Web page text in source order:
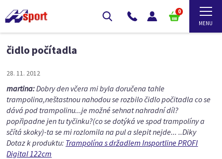
0
čidlo počítadla
28. 11. 2012
martina:Dobry den včera mi byla doručena tahle
trampolina,neštastnou nahodou se rozbilo čidlo počitadla co se
dává pod trampolinu...je možné sehnat nahradní díl?
popřipadne jen tu tyčinku?(co se dotýká ve spod trampolíny a
sčítá skoky)-ta se mi rozlomila na pul a slepit nejde... ..Diky
Dotaz k produktu: Trampolína s držadlem Insportline PROFI
Digital 122cm